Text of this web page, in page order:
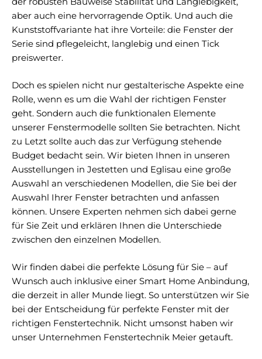
aber auch eine hervorragende Optik. Und auch die
Kunststoffvariante hat ihre Vorteile: die Fenster der
Serie sind pflegeleicht, langlebig und einen Tick
preiswerter.
Doch es spielen nicht nur gestalterische Aspekte eine
Rolle, wenn es um die Wahl der richtigen Fenster
geht. Sondern auch die funktionalen Elemente
unserer Fenstermodelle sollten Sie betrachten. Nicht
zu Letzt sollte auch das zur Verfügung stehende
Budget bedacht sein. Wir bieten Ihnen in unseren
Ausstellungen in Jestetten und Eglisau eine große
Auswahl an verschiedenen Modellen, die Sie bei der
Auswahl Ihrer Fenster betrachten und anfassen
können. Unsere Experten nehmen sich dabei gerne
für Sie Zeit und erklären Ihnen die Unterschiede
zwischen den einzelnen Modellen.
Wir finden dabei die perfekte Lösung für Sie – auf
Wunsch auch inklusive einer Smart Home Anbindung,
die derzeit in aller Munde liegt. So unterstützen wir Sie
bei der Entscheidung für perfekte Fenster mit der
richtigen Fenstertechnik. Nicht umsonst haben wir
unser Unternehmen Fenstertechnik Meier getauft.